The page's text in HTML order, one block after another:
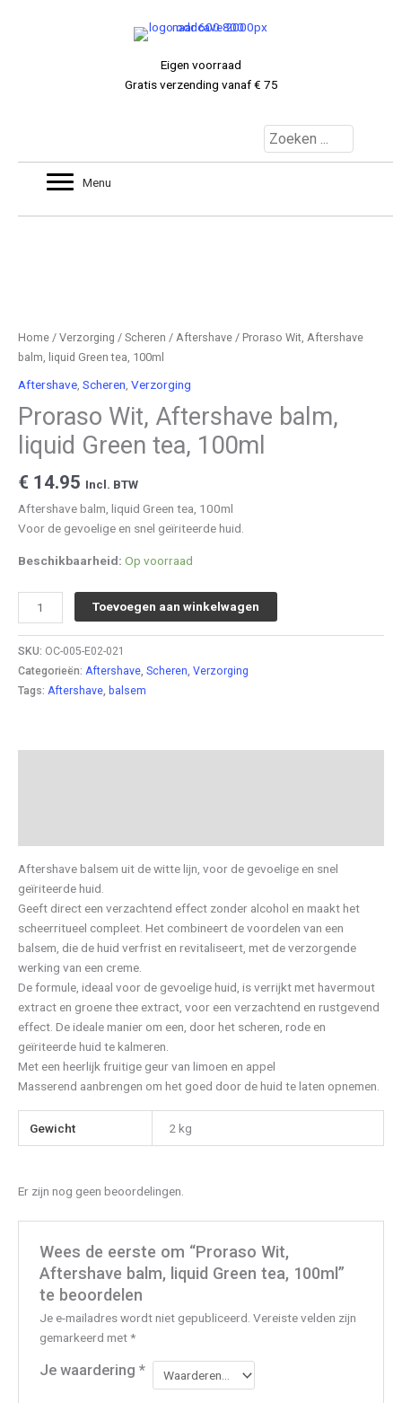
Eigen voorraad
Gratis verzending vanaf € 75
Menu
Home / Verzorging / Scheren / Aftershave / Proraso Wit, Aftershave
balm, liquid Green tea, 100ml
Aftershave Scheren Verzorging
Proraso Wit, Aftershave balm,
liquid Green tea, 100ml
€ 14.95 Incl. BTW
Aftershave balm, liquid Green tea, 100ml
Voor de gevoelige en snel geïriteerde huid.
Beschikbaarheid: Op voorraad
Proraso
Wit,
Aftershave
liquid
Green
Toevoegen aan winkelwagen
SKU: OC-005-E02-021
Categorieën: Aftershave, Scheren, Verzorging
Tags: Aftershave, balsem
Aftershave balsem uit de witte lijn, voor de gevoelige en snel
geïriteerde huid.
Geeft direct een verzachtend effect zonder alcohol en maakt het
scheerritueel compleet. Het combineert de voordelen van een
balsem, die de huid verfrist en revitaliseert, met de verzorgende
werking van een creme.
De formule, ideaal voor de gevoelige huid, is verrijkt met havermout
extract en groene thee extract, voor een verzachtend en rustgevend
effect. De ideale manier om een, door het scheren, rode en
geïriteerde huid te kalmeren.
Met een heerlijk fruitige geur van limoen en appel
Masserend aanbrengen om het goed door de huid te laten opnemen.
Gewicht 2 kg
Er zijn nog geen beoordelingen.
Wees de eerste om “Proraso Wit,
Aftershave balm, liquid Green tea, 100ml”
te beoordelen
Je e-mailadres wordt niet gepubliceerd. Vereiste velden zijn
gemarkeerd met*
Je waardering *